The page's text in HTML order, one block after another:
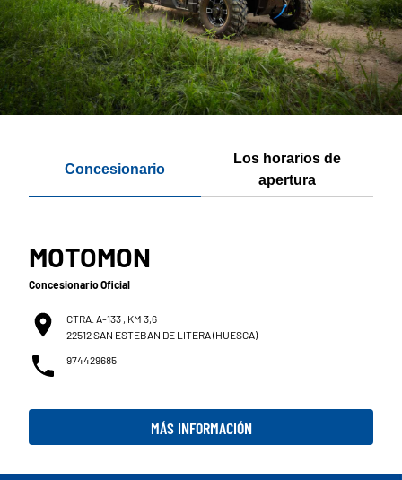
Concesionario
Los horarios de
apertura
MOTOMON
Concesionario Oficial
CTRA. A-133 , KM 3,6
22512 SAN ESTEBAN DE LITERA (HUESCA)
974429685
MÁS INFORMACIÓN